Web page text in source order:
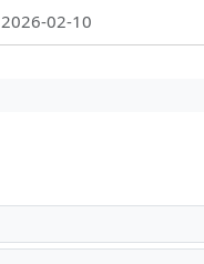
2026-02-10